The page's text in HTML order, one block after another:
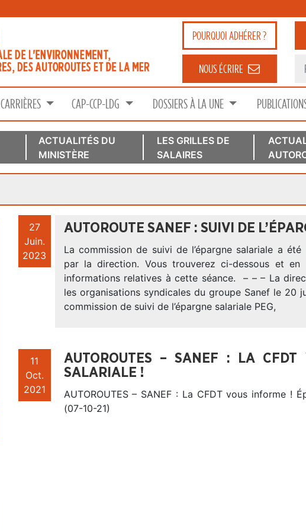
POURQUOIADHÉRER ?
NOUS ÉCRIRE
CARRIÈRES CAP-CCP-LDG DOSSIERS À LA UNE
ACTUALITÉS DU
MINISTÈRE
LES GRILLES DE
SALAIRES
27
Juin.
2023
AUTOROUTE SANEF : SUIVI DE
La commission de suivi de l’épargne salariale a
par la direction. Vous trouverez ci-dessous et en
informations relatives à cette séance. – – – La
les organisations syndicales du groupe Sanef le 20
commission de suivi de l’épargne salariale PEG,
11
Oct.
2021
AUTOROUTES – SANEF : LA CFDT
SALARIALE !
AUTOROUTES – SANEF : La CFDT vous informe !
(07-10-21)